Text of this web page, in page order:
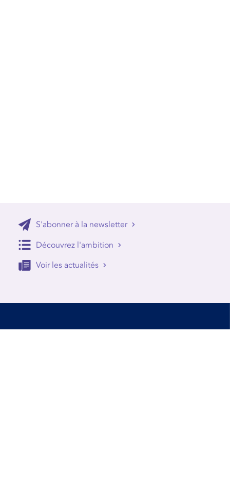
S'abonner à la newsletter
Découvrez l'ambition
Voir les actualités